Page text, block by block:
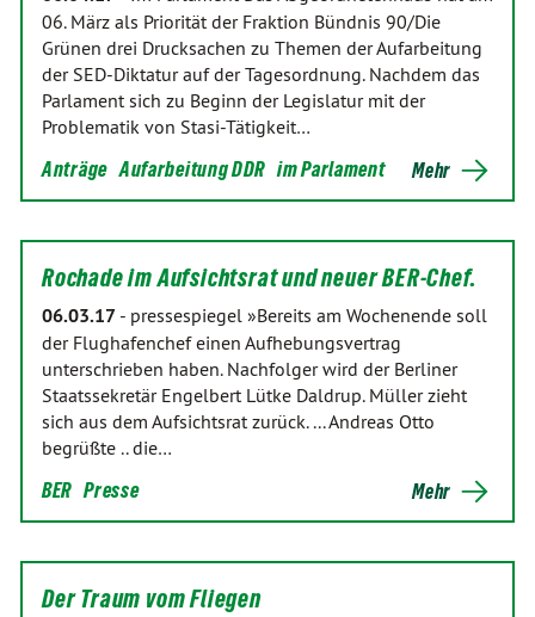
06. März als Priorität der Fraktion Bündnis 90/Die
Grünen drei Drucksachen zu Themen der Aufarbeitung
der SED-Diktatur auf der Tagesordnung. Nachdem das
Parlament sich zu Beginn der Legislatur mit der
Problematik von Stasi-Tätigkeit…
Anträge Aufarbeitung DDR im Parlament Mehr
Rochade im Aufsichtsrat und neuer BER-Chef.
06.03.17 - pressespiegel »Bereits am Wochenende soll
der Flughafenchef einen Aufhebungsvertrag
unterschrieben haben. Nachfolger wird der Berliner
Staatssekretär Engelbert Lütke Daldrup. Müller zieht
sich aus dem Aufsichtsrat zurück. ... Andreas Otto
begrüßte .. die…
BER Presse Mehr
Der Traum vom Fliegen